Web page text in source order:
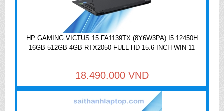
HP GAMING VICTUS 15 FA1139TX (8Y6W3PA) I5 12450H
16GB 512GB 4GB RTX2050 FULL HD 15.6 INCH WIN 11
18.490.000 VND